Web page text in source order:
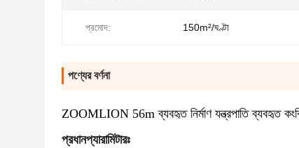
প্রমোদ: 150m²/ঘণ্টা
পণ্যের বর্ণনা
ZOOMLION 56m ব্যবহৃত নির্মাণ যন্ত্রপাতি ব্যবহৃত
প্রধানপ্যারামিটারঃ